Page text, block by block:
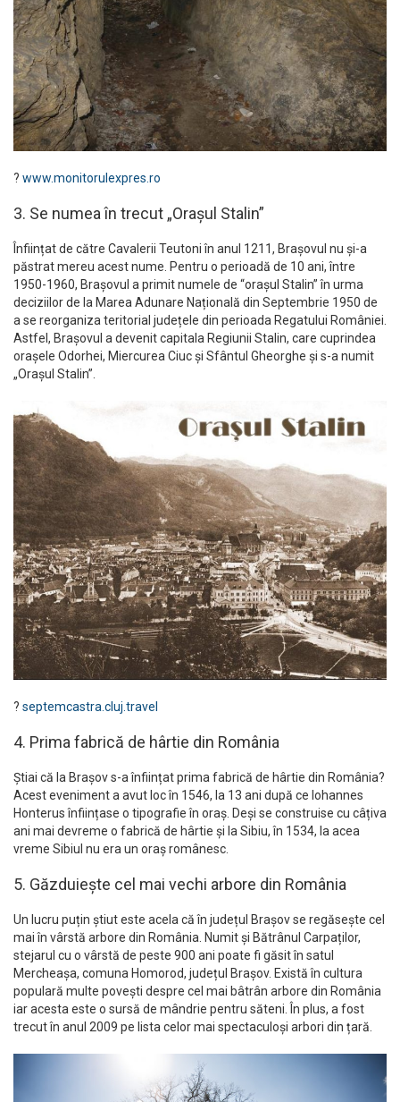
? www.monitorulexpres.ro
3. Se numea în trecut „Orașul Stalin”
Înființat de către Cavalerii Teutoni în anul 1211, Brașovul nu și-a
păstrat mereu acest nume. Pentru o perioadă de 10 ani, între
1950-1960, Brașovul a primit numele de “orașul Stalin” în urma
deciziilor de la Marea Adunare Națională din Septembrie 1950 de
a se reorganiza teritorial județele din perioada Regatului României.
Astfel, Brașovul a devenit capitala Regiunii Stalin, care cuprindea
orașele Odorhei, Miercurea Ciuc și Sfântul Gheorghe și s-a numit
„Orașul Stalin”.
? septemcastra.cluj.travel
4. Prima fabrică de hârtie din România
Știai că la Brașov s-a înființat prima fabrică de hârtie din România?
Acest eveniment a avut loc în 1546, la 13 ani după ce Iohannes
Honterus înființase o tipografie în oraș. Deși se construise cu câțiva
ani mai devreme o fabrică de hârtie și la Sibiu, în 1534, la acea
vreme Sibiul nu era un oraș românesc.
5. Găzduiește cel mai vechi arbore din România
Un lucru puțin știut este acela că în județul Brașov se regăsește cel
mai în vârstă arbore din România. Numit și Bătrânul Carpaților,
stejarul cu o vârstă de peste 900 ani poate fi găsit în satul
Mercheașa, comuna Homorod, județul Brașov. Există în cultura
populară multe povești despre cel mai bâtrân arbore din România
iar acesta este o sursă de mândrie pentru săteni. În plus, a fost
trecut în anul 2009 pe lista celor mai spectaculoși arbori din țară.